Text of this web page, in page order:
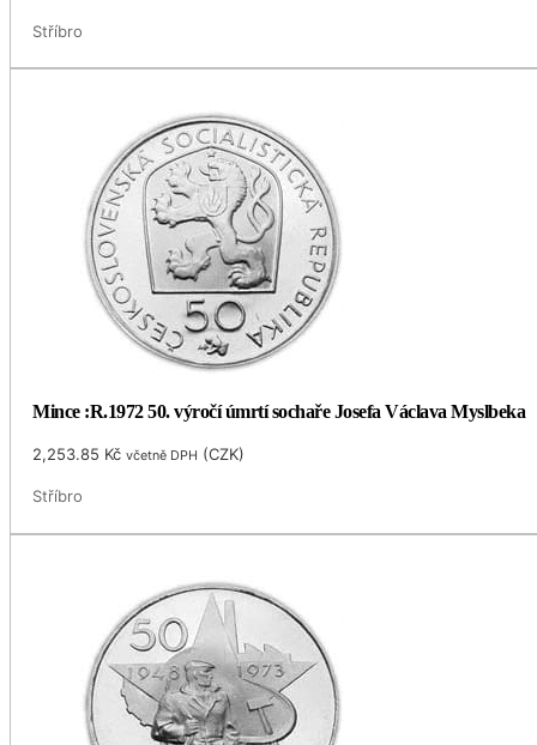
Stříbro
Mince :R.1972 50. výročí úmrtí sochaře Josefa Václava Myslbeka
2,253.85 Kč včetně DPH (CZK)
Stříbro